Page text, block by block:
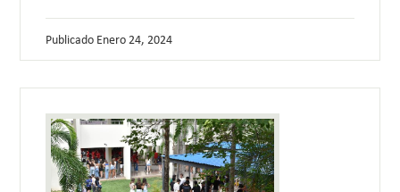
Publicado Enero 24, 2024